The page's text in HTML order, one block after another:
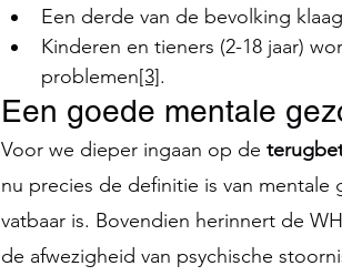
Een derde van de bevolking
Kinderen en tieners (2-18 jaar)
problemen[3].
Een goede mentale
Voor we dieper ingaan op de
nu precies de definitie is van
vatbaar is. Bovendien herinnert de
de afwezigheid van psychische